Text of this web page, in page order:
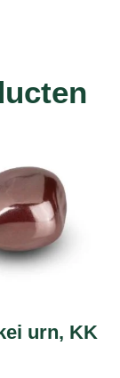
urn, KK